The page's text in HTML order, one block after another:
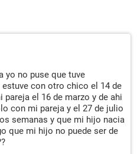
yo no puse que tuve
con otro chico el 14 de
el 16 de marzo y de ahi
con mi pareja y el 27 de julio
semanas y que mi hijo nacia
que mi hijo no puede ser de